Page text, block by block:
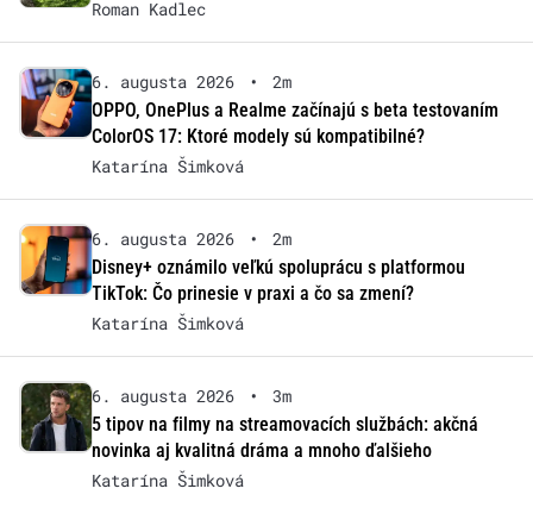
Roman Kadlec
6. augusta 2026 •
2m
OPPO, OnePlus a Realme začínajú s beta testovaním
ColorOS 17: Ktoré modely sú kompatibilné?
Katarína Šimková
6. augusta 2026 •
2m
Disney+ oznámilo veľkú spoluprácu s platformou
TikTok: Čo prinesie v praxi a čo sa zmení?
Katarína Šimková
6. augusta 2026 •
3m
5 tipov na filmy na streamovacích službách: akčná
novinka aj kvalitná dráma a mnoho ďalšieho
Katarína Šimková